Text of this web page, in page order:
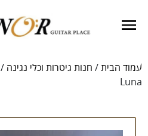
עמוד הבית / חנות גיטרות וכלי נגינה /
Luna